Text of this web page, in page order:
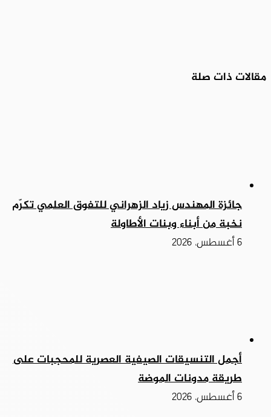
مقالات ذات صلة
جائزة المهندس زياد الزهراني للتفوق العلمي تكرّم
نخبة من أبناء وبنات الأطاولة
6 أغسطس، 2026
أجمل التنسيقات الصيفية العصرية للمحجبات على
طريقة مدونات الموضة
6 أغسطس، 2026